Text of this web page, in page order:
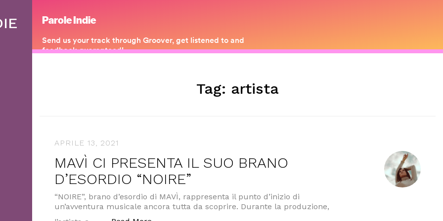
Tag: artista
APRILE 13, 2021
MAVÌ CI PRESENTA IL SUO BRANO
D’ESORDIO “NOIRE”
“NOIRE”, brano d’esordio di MAVÌ, rappresenta il punto d’inizio di
un’avventura musicale ancora tutta da scoprire. Durante la produzione,